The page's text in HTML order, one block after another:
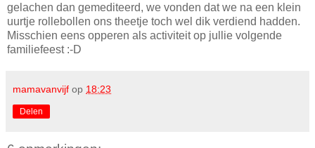
gelachen dan gemediteerd, we vonden dat we na een klein
uurtje rollebollen ons theetje toch wel dik verdiend hadden.
Misschien eens opperen als activiteit op jullie volgende
familiefeest :-D
mamavanvijf op 18:23
Delen